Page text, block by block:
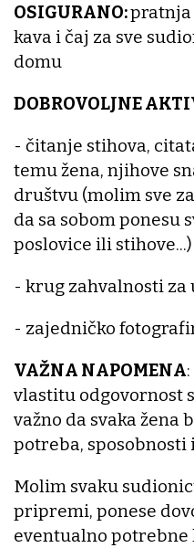
OSIGURANO:
kava i čaj za sve
domu
DOBROVOLJNE
- čitanje stihova,
temu žena, njihove
društvu (molim sve
da sa sobom ponesu
poslovice ili stihove...)
- krug zahvalnosti za
- zajedničko
VAŽNA NAPOMENA
vlastitu odgovornost
važno da svaka žena
potreba, sposobnosti
Molim svaku
pripremi, ponese
eventualno potrebne